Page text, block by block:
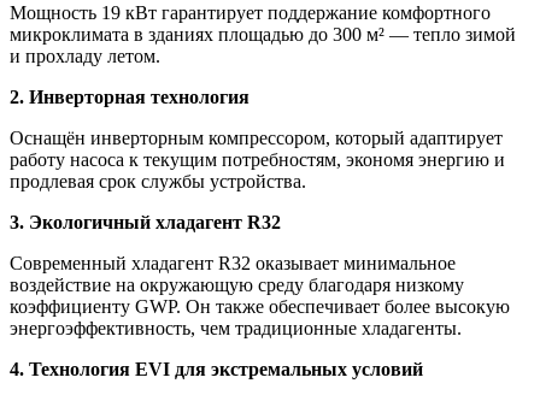
Мощность 19 кВт гарантирует поддержание комфортного
микроклимата в зданиях площадью до 300 м² — тепло зимой
и прохладу летом.
2. Инверторная технология
Оснащён инверторным компрессором, который адаптирует
работу насоса к текущим потребностям, экономя энергию и
продлевая срок службы устройства.
3. Экологичный хладагент R32
Современный хладагент R32 оказывает минимальное
воздействие на окружающую среду благодаря низкому
коэффициенту GWP. Он также обеспечивает более высокую
энергоэффективность, чем традиционные хладагенты.
4. Технология EVI для экстремальных условий